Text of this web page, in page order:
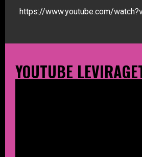
https://www.youtube.com/
YOUTUBE